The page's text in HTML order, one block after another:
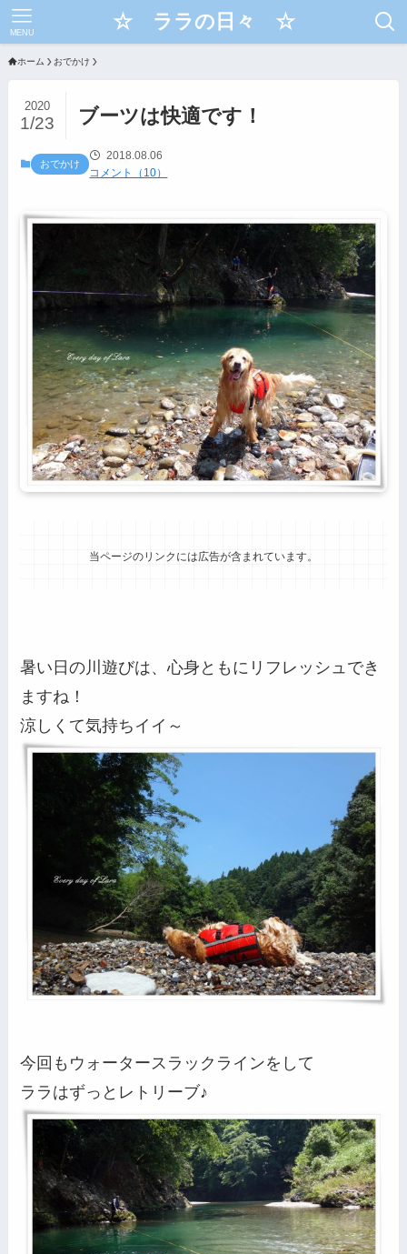
☆ ララの日々 ☆
MENU
ホーム おでかけ
ブーツは快適です！
2020
1/23
おでかけ
2018.08.06
コメント（10）
当ページのリンクには広告が含まれています。
暑い日の川遊びは、心身ともにリフレッシュでき
ますね！
涼しくて気持ちイイ～
今回もウォータースラックラインをして
ララはずっとレトリーブ♪